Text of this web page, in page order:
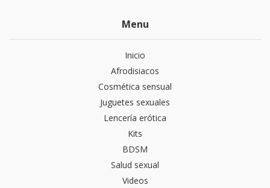
Menu
Inicio
Afrodisiacos
Cosmética sensual
Juguetes sexuales
Lencería erótica
Kits
BDSM
Salud sexual
Videos